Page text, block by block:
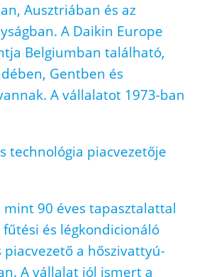
Ausztriában és az
A Daikin Europe
Belgiumban található,
Gentben és
A vállalatot 1973-ban
technológia piacvezetője
90 éves tapasztalattal
és légkondicionáló
piacvezető a hőszivattyú-
A vállalat jól ismert a